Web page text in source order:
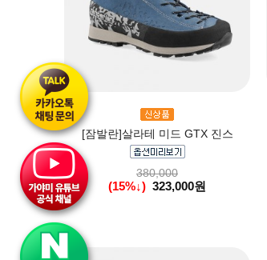
[잠발란]살라테 미드 GTX 진스
380,000
(15%↓) 323,000원